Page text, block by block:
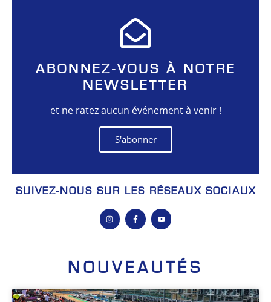
ABONNEZ-VOUS À NOTRE
NEWSLETTER
et ne ratez aucun événement à venir !
S'abonner
SUIVEZ-NOUS SUR LES RÉSEAUX SOCIAUX
NOUVEAUTÉS